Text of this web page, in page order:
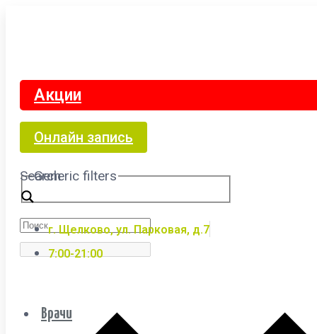
Акции
Онлайн запись
Search
Generic filters
г. Щелково, ул. Парковая, д.7
7:00-21:00
Врачи